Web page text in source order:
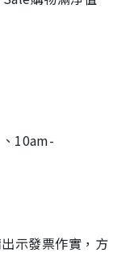
10am-
示發票作實，方